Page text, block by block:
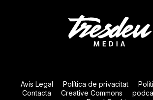
Avís Legal Política de privacitat
Contacta
Creative Commons